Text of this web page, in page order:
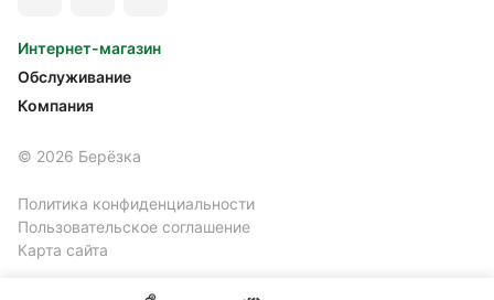
Интернет-магазин
Обслуживание
Компания
© 2026 Берёзка
Политика конфиденциальности
Пользовательское соглашение
Карта сайта